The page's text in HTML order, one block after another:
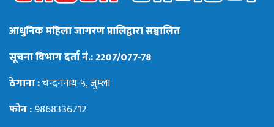
आधुनिक महिला जागरण प्रालिद्वारा सञ्चालित
सूचना विभाग दर्ता नं.: 2207/077-78
ठेगाना :चन्दननाथ-५, जुम्ला
फोन :9868336712